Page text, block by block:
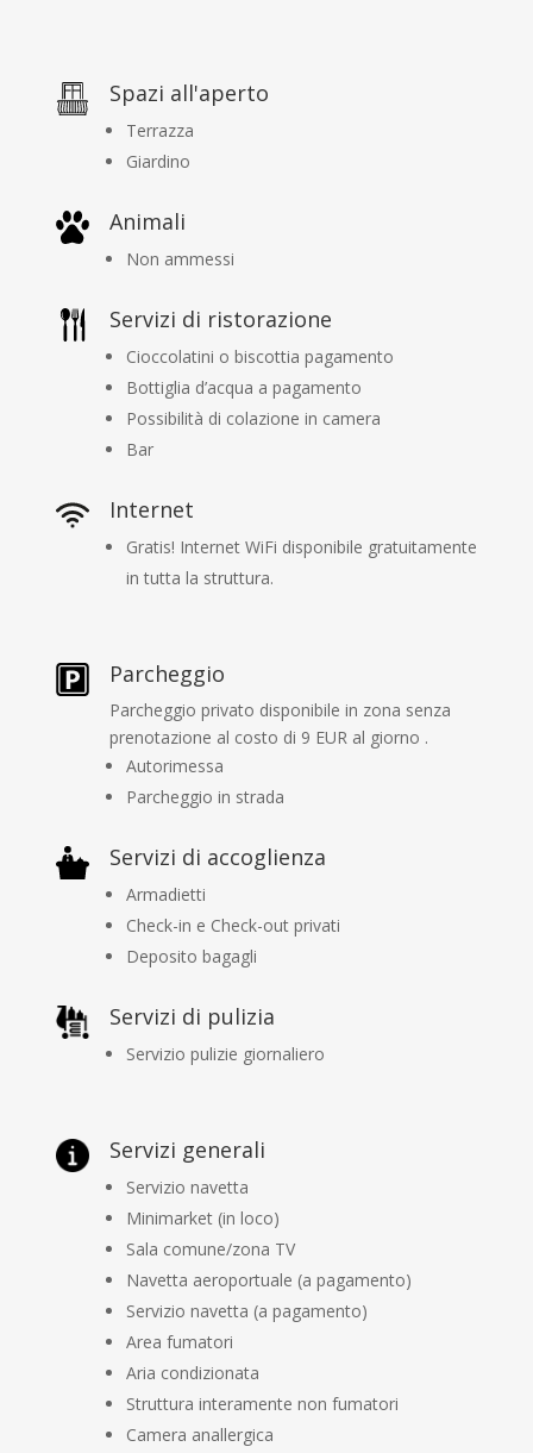
Spazi all'aperto
Terrazza
Giardino
Animali
Non ammessi
Servizi di ristorazione
Cioccolatini o biscottia pagamento
Bottiglia d’acqua a pagamento
Possibilità di colazione in camera
Bar
Internet
Gratis! Internet WiFi disponibile gratuitamente
in tutta la struttura.
Parcheggio
Parcheggio privato disponibile in zona senza
prenotazione al costo di 9 EUR al giorno .
Autorimessa
Parcheggio in strada
Servizi di accoglienza
Armadietti
Check-in e Check-out privati
Deposito bagagli
Servizi di pulizia
Servizio pulizie giornaliero
Servizi generali
Servizio navetta
Minimarket (in loco)
Sala comune/zona TV
Navetta aeroportuale (a pagamento)
Servizio navetta (a pagamento)
Area fumatori
Aria condizionata
Struttura interamente non fumatori
Camera anallergica